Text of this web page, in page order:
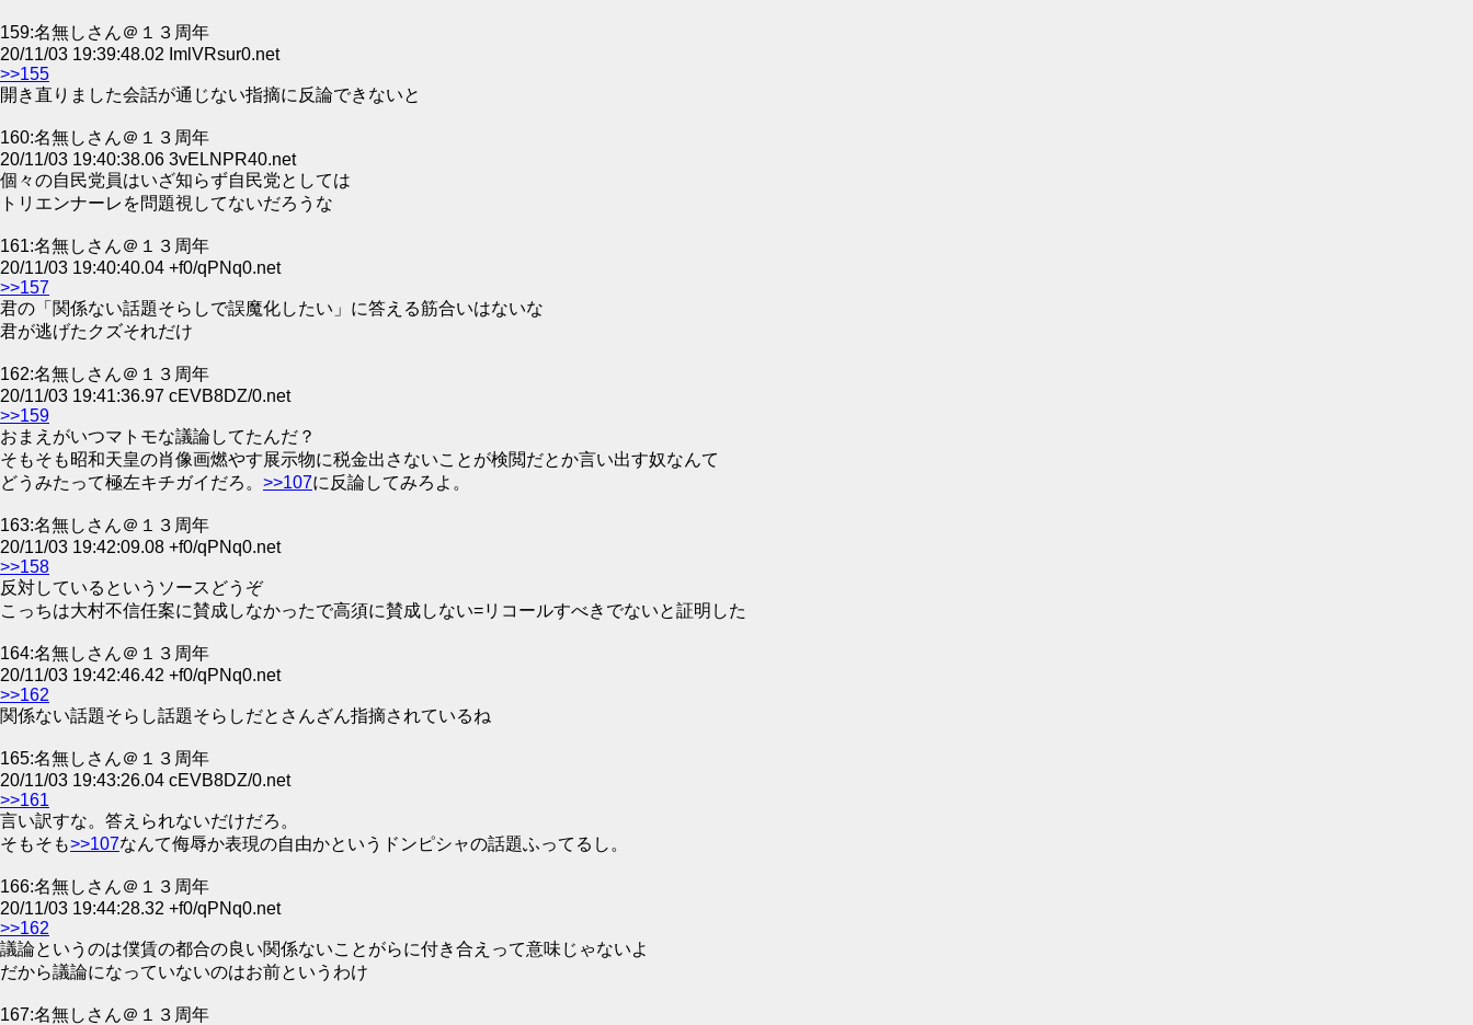
159:名無しさん＠１３周年
20/11/03 19:39:48.02 ImlVRsur0.net
>>155
開き直りました会話が通じない指摘に反論できないと
160:名無しさん＠１３周年
20/11/03 19:40:38.06 3vELNPR40.net
個々の自民党員はいざ知らず自民党としては
トリエンナーレを問題視してないだろうな
161:名無しさん＠１３周年
20/11/03 19:40:40.04 +f0/qPNq0.net
>>157
君の「関係ない話題そらしで誤魔化したい」に答える筋合いはないな
君が逃げたクズそれだけ
162:名無しさん＠１３周年
20/11/03 19:41:36.97 cEVB8DZ/0.net
>>159
おまえがいつマトモな議論してたんだ？
そもそも昭和天皇の肖像画燃やす展示物に税金出さないことが検閲だとか言い出す奴なんて
どうみたって極左キチガイだろ。 >>107に反論してみろよ。
163:名無しさん＠１３周年
20/11/03 19:42:09.08 +f0/qPNq0.net
>>158
反対しているというソースどうぞ
こっちは大村不信任案に賛成しなかったで高須に賛成しない=リコールすべきでないと証明した
164:名無しさん＠１３周年
20/11/03 19:42:46.42 +f0/qPNq0.net
>>162
関係ない話題そらし話題そらしだとさんざん指摘されているね
165:名無しさん＠１３周年
20/11/03 19:43:26.04 cEVB8DZ/0.net
>>161
言い訳すな。答えられないだけだろ。
そもそも>>107なんて侮辱か表現の自由かというドンピシャの話題ふってるし。
166:名無しさん＠１３周年
20/11/03 19:44:28.32 +f0/qPNq0.net
>>162
議論というのは僕賃の都合の良い関係ないことがらに付き合えって意味じゃないよ
だから議論になっていないのはお前というわけ
167:名無しさん＠１３周年